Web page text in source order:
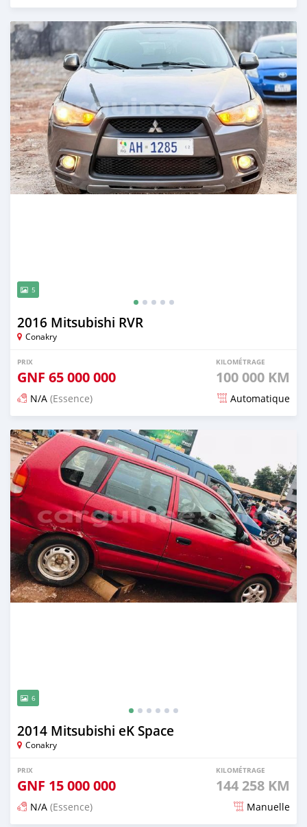
Publié il y a 7 mois
5
2016 Mitsubishi RVR
Conakry
PRIX
GNF 65 000 000
KILOMÉTRAGE
100 000 KM
N/A (Essence) Automatique
Publié il y a 7 mois
6
2014 Mitsubishi eK Space
Conakry
PRIX
GNF 15 000 000
KILOMÉTRAGE
144 258 KM
N/A (Essence) Manuelle